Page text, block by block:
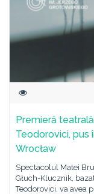
Premieră
Teodorovici, pus
Wrocław
Spectacolul Matei
Głuch-Klucznik,
Teodorovici, va avea